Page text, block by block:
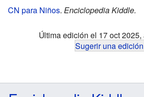
CN para Niños. Enciclopedia Kiddle.
Última edición el 17 oct 2025,
Sugerir una edición